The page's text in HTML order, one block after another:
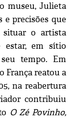
museu, Julieta
precisões que
o artista
estar, em sítio
tempo. Em
França reatou a
na reabertura
contribuiu
O Zé Povinho,